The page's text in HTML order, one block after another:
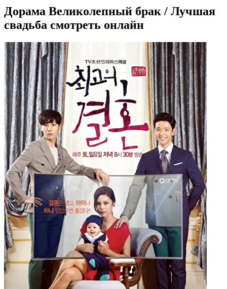
Дорама Великолепный брак / Лучшая
свадьба смотреть онлайн